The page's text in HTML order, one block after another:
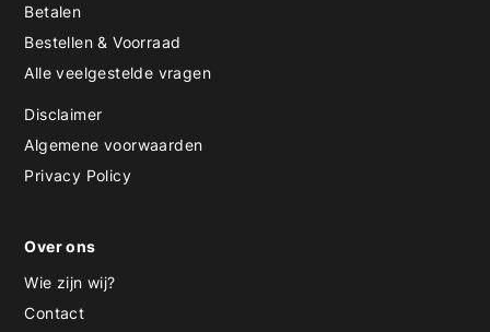
Betalen
Bestellen & Voorraad
Alle veelgestelde vragen
Disclaimer
Algemene voorwaarden
Privacy Policy
Over ons
Wie zijn wij?
Contact